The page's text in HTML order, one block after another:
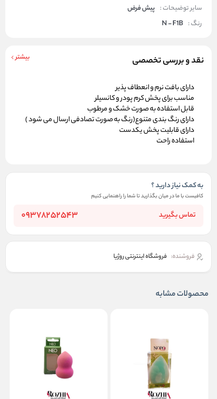
سایر توضیحات : پیش فرض
رنگ : N - F1B
نقد و بررسی تخصصی بیشتر
دارای بافت نرم و انعطاف پذیر
مناسب برای پخش کرم‌ پودر و کانسیلر
قابل استفاده به صورت خشک و مرطوب
دارای رنگ بندی متنوع(رنگ به صورت تصادفی ارسال می شود )
دارای قابلیت پخش یکدست
استفاده راحت
به کمک نیاز دارید ؟
کافیست با ما در میان بگذارید تا شما را راهنمایی کنیم
تماس بگیرید 09378252543
فروشنده: فروشگاه اینترنتی روژیا
محصولات مشابه